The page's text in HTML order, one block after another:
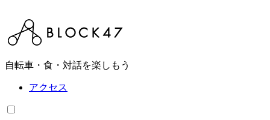
自転車・食・対話を楽しもう
アクセス